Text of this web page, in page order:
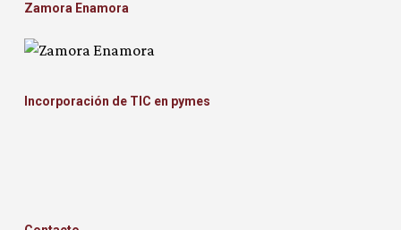
Zamora Enamora
Incorporación de TIC en pymes